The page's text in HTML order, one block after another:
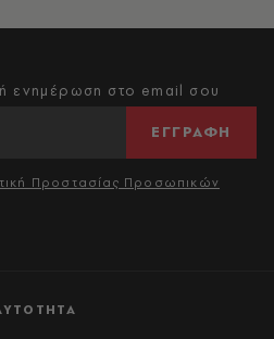
ενημέρωση στο email σου
ΕΓΓΡΑΦΗ
Προστασίας Προσωπικών